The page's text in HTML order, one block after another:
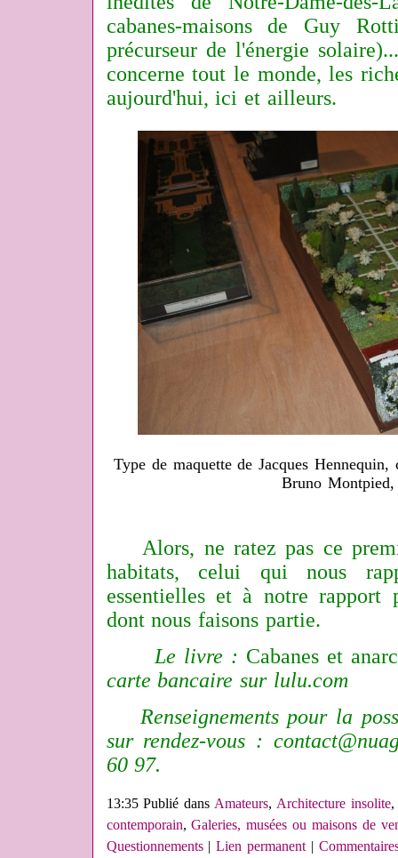
cabanes-maisons de Guy
précurseur de l'énergie
concerne tout le monde, les
aujourd'hui, ici et ailleurs.
Type de maquette de Jacques
Bruno
Alors, ne ratez pas ce
habitats, celui qui nous
essentielles et à notre rapport
dont nous faisons partie.
Le livre : Cabanes et
carte bancaire sur lulu.com
Renseignements pour la
sur rendez-vous :
60 97.
13:35 Publié dansAmateurs, Architecture insolite,
contemporain,Galeries, musées ou maisons de
Questionnements|Lien permanent|